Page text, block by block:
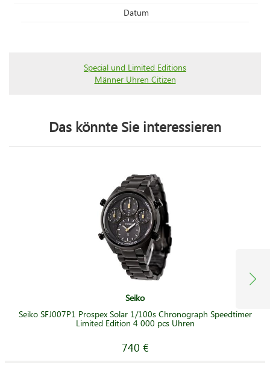
Datum
Special und Limited Editions
Männer Uhren Citizen
Das könnte Sie interessieren
Seiko
Seiko SFJ007P1 Prospex Solar 1/100s Chronograph Speedtimer
Limited Edition 4 000 pcs Uhren
740 €